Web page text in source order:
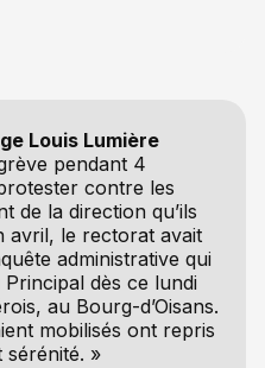
Louis Lumière
pendant 4
contre les
de la direction qu’ils
avril, le rectorat avait
administrative qui
dès ce lundi
au Bourg-d’Oisans.
mobilisés ont repris
sérénité. »